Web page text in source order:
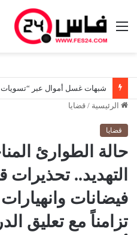
القائمة
الرئيسية / قضايا
قضايا
حالة الطوارئ
التهديد..
فيضانات
تزامناً مع تعليق